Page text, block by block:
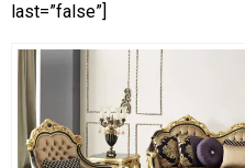
last=”false”]